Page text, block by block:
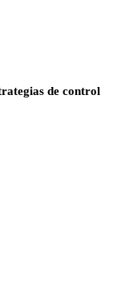
de control